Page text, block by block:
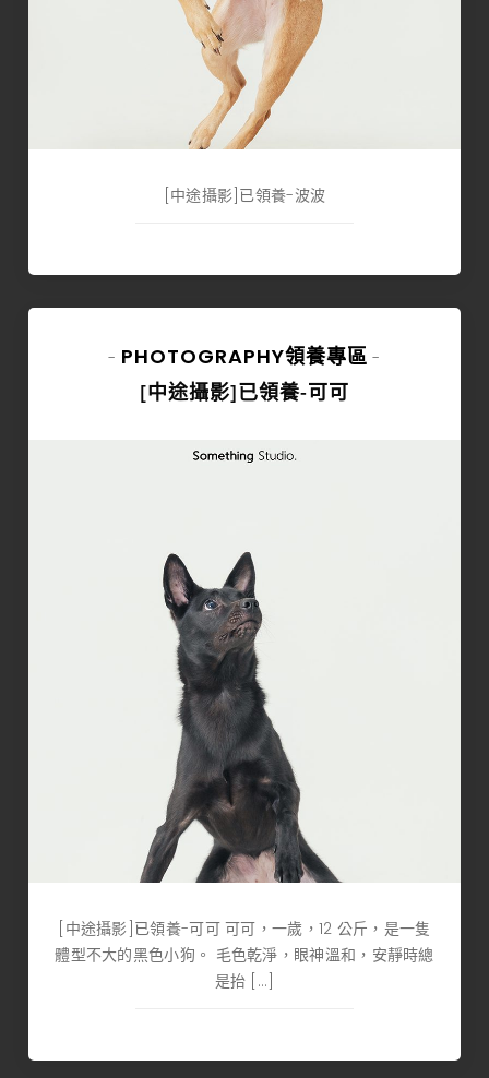
[中途攝影]已領養-波波
- PHOTOGRAPHY領養專區 -
[中途攝影]已領養-可可
[中途攝影]已領養-可可 可可，一歲，12 公斤，是一隻
體型不大的黑色小狗。 毛色乾淨，眼神溫和，安靜時總
是抬 […]